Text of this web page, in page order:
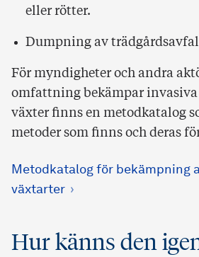
eller rötter.
Dumpning av
För myndigheter och andra
omfattning bekämpar
växter finns en metodkatalog
metoder som finns och deras
Metodkatalog för bekämpning
växtarter
Hur känns den